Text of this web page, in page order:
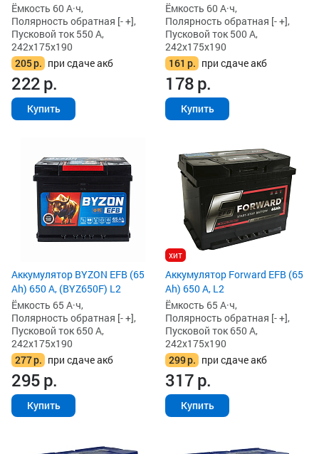
Ёмкость 60 А·ч,
Полярность обратная [- +],
Пусковой ток 550 А,
242x175x190
205р. при сдаче акб
222р.
Купить
Ёмкость 60 А·ч,
Полярность обратная [- +],
Пусковой ток 500 А,
242x175x190
161 р. при сдаче акб
178р.
Купить
Аккумулятор BYZON EFB (65
Ah) 650 А, (BYZ650F) L2
Ёмкость 65 А·ч,
Полярность обратная [- +],
Пусковой ток 650 А,
242x175x190
277р. при сдаче акб
295р.
Купить
хит
Аккумулятор Forward EFB (65
Ah) 650 А, L2
Ёмкость 65 А·ч,
Полярность обратная [- +],
Пусковой ток 650 А,
242x175x190
299р. при сдаче акб
317р.
Купить